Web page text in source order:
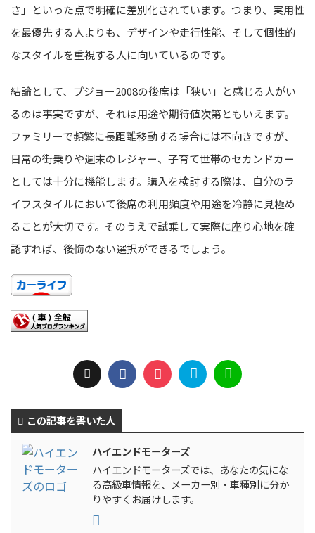
さ」といった点で明確に差別化されています。つまり、実用性
を最優先する人よりも、デザインや走行性能、そして個性的
なスタイルを重視する人に向いているのです。
結論として、プジョー2008の後席は「狭い」と感じる人がい
るのは事実ですが、それは用途や期待値次第ともいえます。
ファミリーで頻繁に長距離移動する場合には不向きですが、
日常の街乗りや週末のレジャー、子育て世帯のセカンドカー
としては十分に機能します。購入を検討する際は、自分のラ
イフスタイルにおいて後席の利用頻度や用途を冷静に見極め
ることが大切です。そのうえで試乗して実際に座り心地を確
認すれば、後悔のない選択ができるでしょう。
この記事を書いた人
ハイエンドモーターズ
ハイエンドモーターズでは、あなたの気にな
る高級車情報を、メーカー別・車種別に分か
りやすくお届けします。